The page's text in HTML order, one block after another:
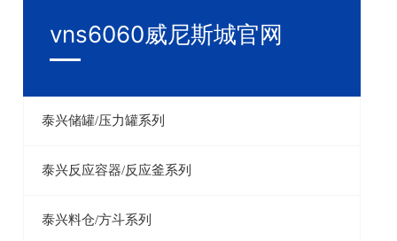
vns6060威尼斯城官网
泰兴储罐/压力罐系列
泰兴反应容器/反应釜系列
泰兴料仓/方斗系列